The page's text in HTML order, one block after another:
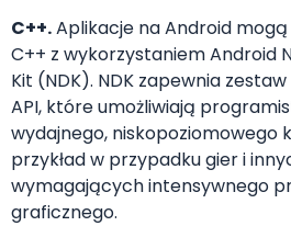
C++.Aplikacje na Android
C++ z wykorzystaniem Android
Kit (NDK). NDK zapewnia
API, które umożliwiają
wydajnego, niskopoziomowego
przykład w przypadku gier i
wymagających intensywnego
graficznego.